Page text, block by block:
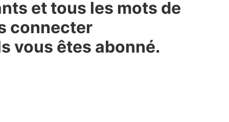
et tous les mots de
connecter
vous êtes abonné.